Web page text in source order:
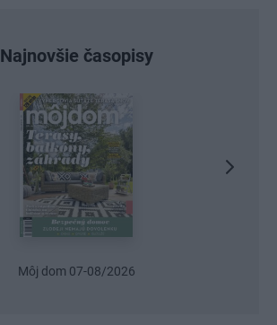
Najnovšie časopisy
Môj dom 07-08/2026